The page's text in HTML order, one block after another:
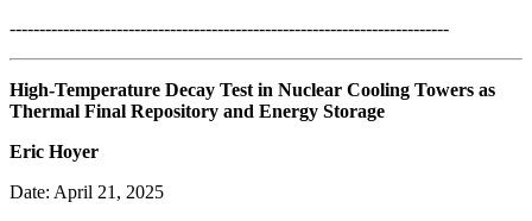
--------------------------------------------------------------------------
High-Temperature Decay Test in Nuclear Cooling Towers as
Thermal Final Repository and Energy Storage
Eric Hoyer
Date: April 21, 2025